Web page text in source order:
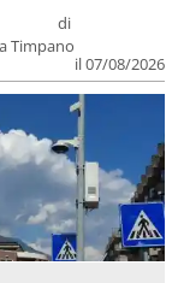
di
Timpano
il 07/08/2026